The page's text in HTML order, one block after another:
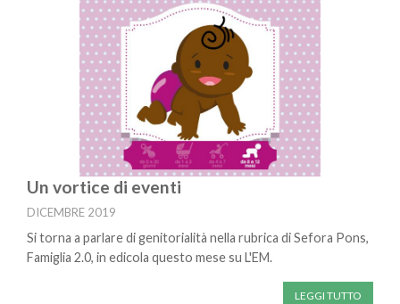
Un vortice di eventi
DICEMBRE 2019
Si torna a parlare di genitorialità nella rubrica di Sefora Pons,
Famiglia 2.0, in edicola questo mese su L'EM.
LEGGI TUTTO